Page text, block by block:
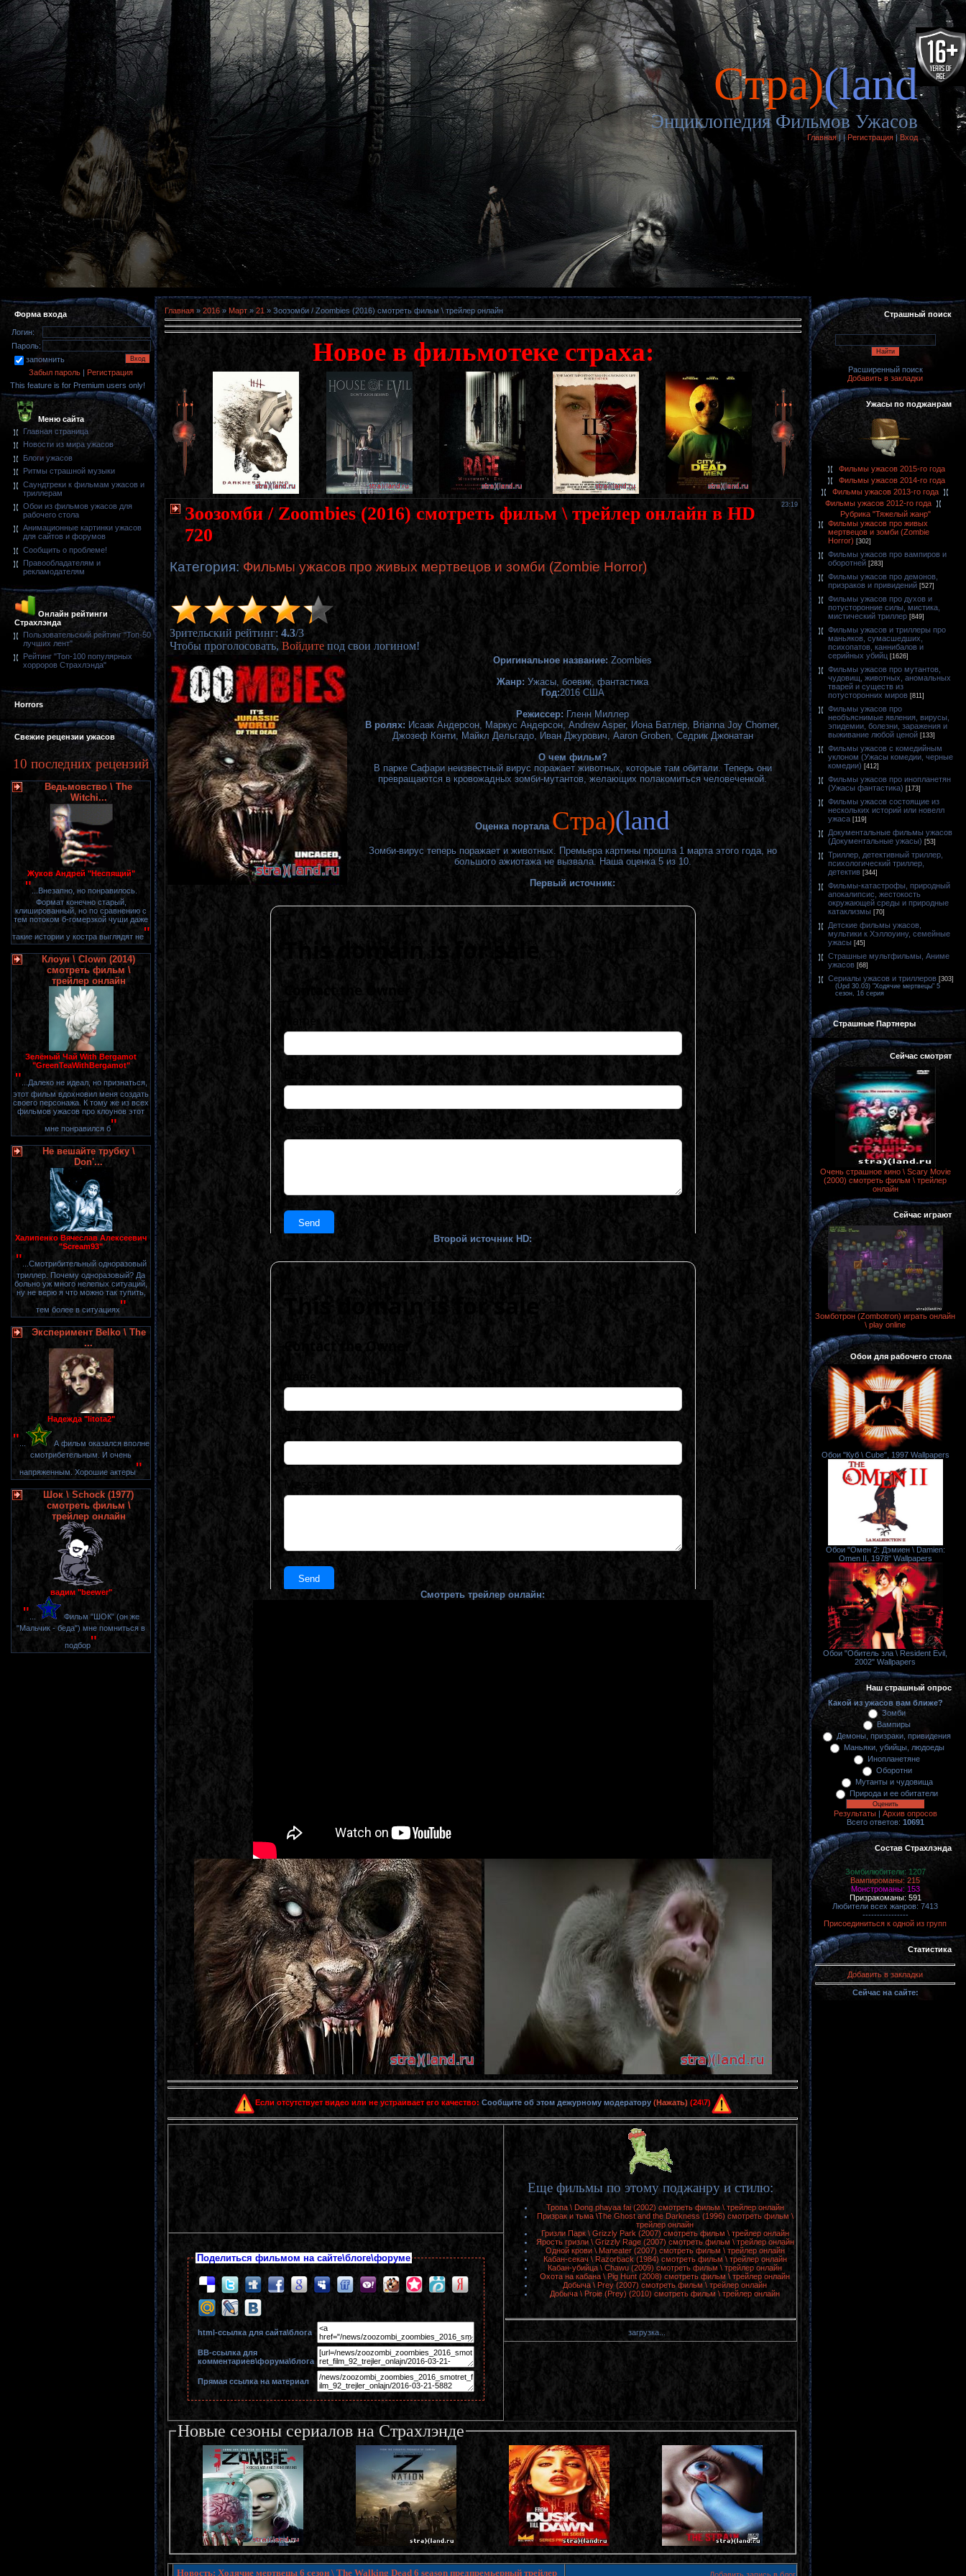
Cтра)(land
Энциклопедия Фильмов Ужасов
Главная| |Регистрация|Вход
Форма входа
Логин:
Пароль:
запомнить
Забыл пароль | Регистрация
This feature is for Premium users only!
Меню сайта
Главная страница
Новости из мира ужасов
Блоги ужасов
Ритмы страшной музыки
Саундтреки к фильмам ужасов и
триллерам
Обои из фильмов ужасов для
рабочего стола
Анимационные картинки ужасов
для сайтов и форумов
Сообщить о проблеме!
Правообладателям и
рекламодателям
Онлайн рейтинги
Страхлэнда
Пользовательский рейтинг "Топ-50
лучших лент"
Рейтинг "Топ-100 популярных
хорроров Страхлэнда"
Horrors
Свежие рецензии ужасов
10 последних рецензий
Ведьмовство \ The
Witchi...
Жуков Андрей "Неспящий"
" ...Внезапно, но понравилось.
Формат конечно старый,
клишированный, но по сравнению с
тем потоком б-гомерзкой чуши даже
такие истории у костра выглядят не"
Клоун \ Clown (2014)
смотреть фильм \
трейлер онлайн
Зелёный Чай With Bergamot
"GreenTeaWithBergamot"
" ...Далеко не идеал, но признаться,
этот фильм вдохновил меня создать
своего персонажа. К тому же из всех
фильмов ужасов про клоунов этот
мне понравился б"
Не вешайте трубку \
Don'...
Халипенко Вячеслав Алексеевич
"Scream93"
" ...Смотрибительный одноразовый
триллер. Почему одноразовый? Да
больно уж много нелепых ситуаций,
ну не верю я что можно так тупить,
тем более в ситуациях"
Эксперимент Belko \ The
...
Надежда "litota2"
"
А фильм оказался вполне
смотрибетельным. И очень
напряженным. Хорошие актеры"
Шок \ Schock (1977)
смотреть фильм \
трейлер онлайн
вадим "beewer"
"
Фильм "ШОК" (он же
"Мальчик - беда") мне помниться в
подбор"
Главная » 2016 » Март » 21 » Зоозомби / Zoombies (2016) смотреть фильм \ трейлер онлайн
Новое в фильмотеке страха:
23:19
Зоозомби / Zoombies (2016) смотреть фильм \ трейлер онлайн в HD
720
Категория: Фильмы ужасов про живых мертвецов и зомби (Zombie Horror)
Зрительский рейтинг: 4.3/3
Чтобы проголосовать, Войдите под свои логином!
Оригинальное название: Zoombies
Жанр: Ужасы, боевик, фантастика
Год:2016 США
Режиссер: Гленн Миллер
В ролях: Исаак Андерсон, Маркус Андерсон, Andrew Asper, Иона Батлер, Brianna Joy Chomer,
Джозеф Конти, Майкл Дельгадо, Иван Джурович, Aaron Groben, Седрик Джонатан
О чем фильм?
В парке Сафари неизвестный вирус поражает животных, которые там обитали. Теперь они
превращаются в кровожадных зомби-мутантов, желающих полакомиться человеченкой.
Оценка портала Cтра)(land
Зомби-вирус теперь поражает и животных. Премьера картины прошла 1 марта этого года, но
большого ажиотажа не вызвала. Наша оценка 5 из 10.
Первый источник:
Второй источник HD:
Смотреть трейлер онлайн:
Если отсутствует видео или не устраивает его качество: Сообщите об этом дежурному модератору (Нажать) (24\7)
Еще фильмы по этому поджанру и стилю:
Тропа \ Dong phayaa fai (2002) смотреть фильм \ трейлер онлайн
Призрак и тьма \The Ghost and the Darkness (1996) смотреть фильм \
трейлер онлайн
Гризли Парк \ Grizzly Park (2007) смотреть фильм \ трейлер онлайн
Ярость гризли \ Grizzly Rage (2007) смотреть фильм \ трейлер онлайн
Одной крови \ Maneater (2007) смотреть фильм \ трейлер онлайн
Кабан-секач \ Razorback (1984) смотреть фильм \ трейлер онлайн
Кабан-убийца \ Chawu (2009) смотреть фильм \ трейлер онлайн
Охота на кабана \ Pig Hunt (2008) смотреть фильм \ трейлер онлайн
Добыча \ Prey (2007) смотреть фильм \ трейлер онлайн
Добыча \ Proie (Prey) (2010) смотреть фильм \ трейлер онлайн
загрузка...
Поделиться фильмом на сайте\блоге\форуме
html-cсылка для сайта\блога
BB-cсылка для
комментариев\форума\блога
Прямая ссылка на материал
Новые сезоны сериалов на Страхлэнде
Новость: Ходячие мертвецы 6 сезон \ The Walking Dead 6 season предпремьерный трейлер
Страшный поиск
Расширенный поиск
Добавить в закладки
Ужасы по поджанрам
Фильмы ужасов 2015-го года
Фильмы ужасов 2014-го года
Фильмы ужасов 2013-го года
Фильмы ужасов 2012-го года
Рубрика "Тяжелый жанр"
Фильмы ужасов про живых
мертвецов и зомби (Zombie
Horror) [302]
Фильмы ужасов про вампиров и
оборотней [283]
Фильмы ужасов про демонов,
призраков и привидений [527]
Фильмы ужасов про духов и
потусторонние силы, мистика,
мистический триллер [849]
Фильмы ужасов и триллеры про
маньяков, сумасшедших,
психопатов, каннибалов и
серийных убийц [1626]
Фильмы ужасов про мутантов,
чудовищ, животных, аномальных
тварей и существ из
потусторонних миров [811]
Фильмы ужасов про
необъяснимые явления, вирусы,
эпидемии, болезни, заражения и
выживание любой ценой [133]
Фильмы ужасов с комедийным
уклоном (Ужасы комедии, черные
комедии) [412]
Фильмы ужасов про инопланетян
(Ужасы фантастика) [173]
Фильмы ужасов состоящие из
нескольких историй или новелл
ужаса [119]
Документальные фильмы ужасов
(Документальные ужасы) [53]
Триллер, детективный триллер,
психологический триллер,
детектив [344]
Фильмы-катастрофы, природный
апокалипсис, жестокость
окружающей среды и природные
катаклизмы [70]
Детские фильмы ужасов,
мультики к Хэллоуину, семейные
ужасы [45]
Страшные мультфильмы, Аниме
ужасов [68]
Сериалы ужасов и триллеров [303]
(Upd 30.03) "Ходячие мертвецы" 5
сезон, 16 серия
Страшные Партнеры
Сейчас смотрят
Очень страшное кино \ Scary Movie
(2000) смотреть фильм \ трейлер
онлайн
Сейчас играют
Зомботрон (Zombotron) играть онлайн
\ play online
Обои для рабочего стола
Обои "Куб \ Cube", 1997 Wallpapers
Обои "Омен 2: Дэмиен \ Damien:
Omen II, 1978" Wallpapers
Обои "Обитель зла \ Resident Evil,
2002" Wallpapers
Наш страшный опрос
Какой из ужасов вам ближе?
Зомби
Вампиры
Демоны, призраки, привидения
Маньяки, убийцы, людоеды
Инопланетяне
Оборотни
Мутанты и чудовища
Природа и ее обитатели
Результаты| Архив опросов
Всего ответов: 10691
Состав Страхлэнда
Зомбилюбители: 1207
Вампироманы: 215
Монстроманы: 153
Призракоманы: 591
Любители всех жанров: 7413
----------------
Присоединиться к одной из групп
Статистика
Добавить в закладки
Сейчас на сайте: